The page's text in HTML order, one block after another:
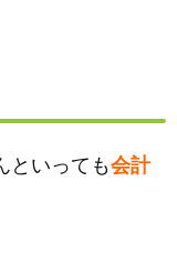
といっても会計